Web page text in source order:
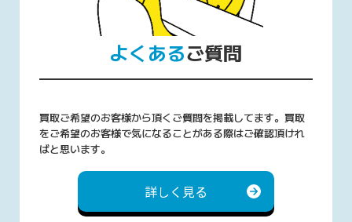
よくあるご質問
買取ご希望のお客様から頂くご質問を掲載してます。買取
をご希望のお客様で気になることがある際はご確認頂けれ
ばと思います。
詳しく見る